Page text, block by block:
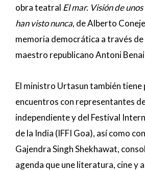
obra teatral El mar. Visión de
han visto nunca, de Alberto
memoria democrática a través
maestro republicano Antoni
El ministro Urtasun también
encuentros con representantes
independiente y del Festival
de la India (IFFI Goa), así como
Gajendra Singh Shekhawat,
agenda que une literatura, cine y